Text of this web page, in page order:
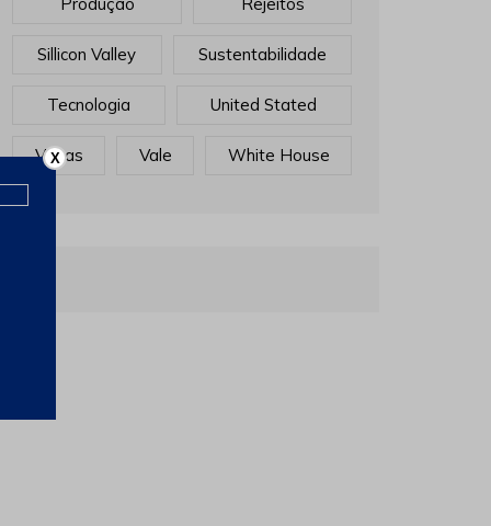
Sillicon Valley Sustentabilidade
Tecnologia United Stated
Vagas Vale White House
X